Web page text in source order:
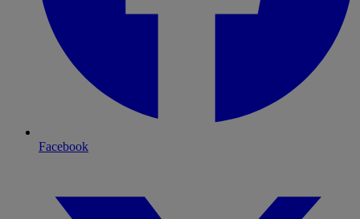
Facebook